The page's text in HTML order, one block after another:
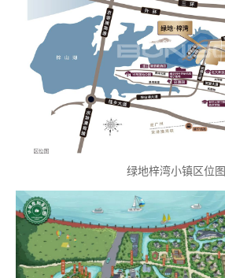
绿地梓湾小镇区位图